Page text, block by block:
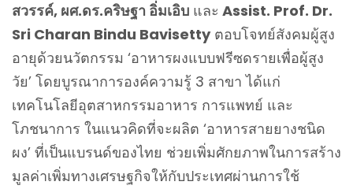
สวรรค์, ผศ.ดร.คริษฐา อิ่มเอิบ และ Assist. Prof. Dr.
Sri Charan Bindu Bavisettyตอบโจทย์สังคมผู้สูง
อายุด้วยนวัตกรรม ‘อาหารผงแบบฟรีซดรายเพื่อผู้สูง
วัย’ โดยบูรณาการองค์ความรู้ 3 สาขา ได้แก่
เทคโนโลยีอุตสาหกรรมอาหาร การแพทย์ และ
โภชนาการ ในแนวคิดที่จะผลิต ‘อาหารสายยางชนิด
ผง’ ที่เป็นแบรนด์ของไทย ช่วยเพิ่มศักยภาพในการสร้าง
มูลค่าเพิ่มทางเศรษฐกิจให้กับประเทศผ่านการใช้